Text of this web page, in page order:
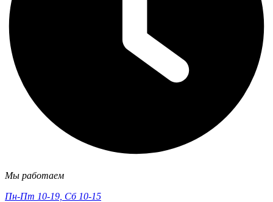
Мы работаем
Пн-Пт 10-19, Сб 10-15